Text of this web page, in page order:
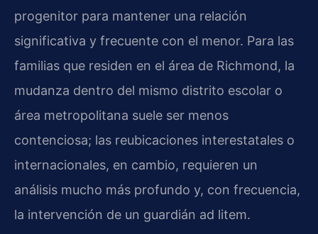
progenitor para mantener una relación
significativa y frecuente con el menor. Para las
familias que residen en el área de Richmond, la
mudanza dentro del mismo distrito escolar o
área metropolitana suele ser menos
contenciosa; las reubicaciones interestatales o
internacionales, en cambio, requieren un
análisis mucho más profundo y, con frecuencia,
la intervención de un guardián ad litem.